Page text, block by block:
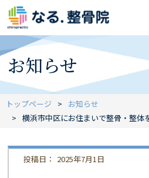
お知らせ
トップページ
お知らせ
横浜市中区にお住まいで整骨・整体
2025年7月1日